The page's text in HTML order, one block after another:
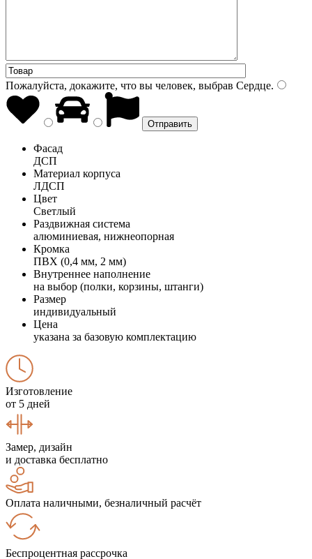
Пожалуйста, докажите, что вы человек, выбрав Сердце.
Фасад
ДСП
Материал корпуса
ЛДСП
Цвет
Светлый
Раздвижная система
алюминиевая, нижнеопорная
Кромка
ПВХ (0,4 мм, 2 мм)
Внутреннее наполнение
на выбор (полки, корзины, штанги)
Размер
индивидуальный
Цена
указана за базовую комплектацию
Изготовление
от 5 дней
Замер, дизайн
и доставка бесплатно
Оплата наличными, безналичный расчёт
Беспроцентная рассрочка